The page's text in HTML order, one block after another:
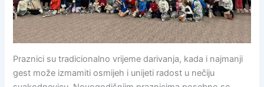
Praznici su tradicionalno vrijeme darivanja, kada i najmanji
gest može izmamiti osmijeh i unijeti radost u nečiju